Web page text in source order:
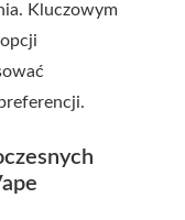
Kluczowym